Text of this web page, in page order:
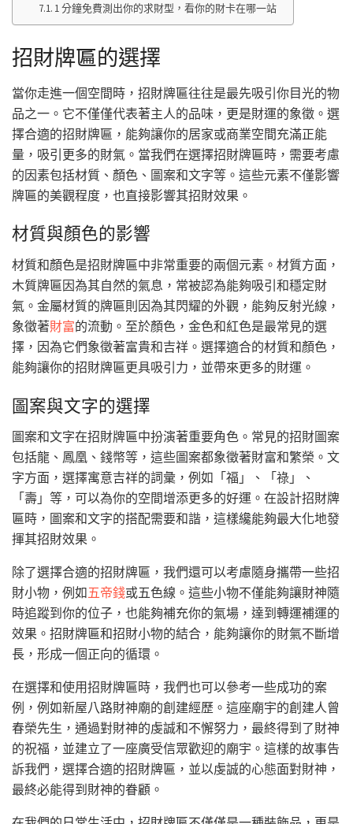
1 分鐘免費測出你的求財型，看你的財卡在哪一站
招財牌匾的選擇
當你走進一個空間時，招財牌匾往往是最先吸引你目光的物
品之一。它不僅僅代表著主人的品味，更是財運的象徵。選
擇合適的招財牌匾，能夠讓你的居家或商業空間充滿正能
量，吸引更多的財氣。當我們在選擇招財牌匾時，需要考慮
的因素包括材質、顏色、圖案和文字等。這些元素不僅影響
牌匾的美觀程度，也直接影響其招財效果。
材質與顏色的影響
材質和顏色是招財牌匾中非常重要的兩個元素。材質方面，
木質牌匾因為其自然的氣息，常被認為能夠吸引和穩定財
氣。金屬材質的牌匾則因為其閃耀的外觀，能夠反射光線，
象徵著財富的流動。至於顏色，金色和紅色是最常見的選
擇，因為它們象徵著富貴和吉祥。選擇適合的材質和顏色，
能夠讓你的招財牌匾更具吸引力，並帶來更多的財運。
圖案與文字的選擇
圖案和文字在招財牌匾中扮演著重要角色。常見的招財圖案
包括龍、鳳凰、錢幣等，這些圖案都象徵著財富和繁榮。文
字方面，選擇寓意吉祥的詞彙，例如「福」、「祿」、
「壽」等，可以為你的空間增添更多的好運。在設計招財牌
匾時，圖案和文字的搭配需要和諧，這樣纔能夠最大化地發
揮其招財效果。
除了選擇合適的招財牌匾，我們還可以考慮隨身攜帶一些招
財小物，例如五帝錢或五色線。這些小物不僅能夠讓財神隨
時追蹤到你的位子，也能夠補充你的氣場，達到轉運補運的
效果。招財牌匾和招財小物的結合，能夠讓你的財氣不斷增
長，形成一個正向的循環。
在選擇和使用招財牌匾時，我們也可以參考一些成功的案
例，例如新屋八路財神廟的創建經歷。這座廟宇的創建人曾
春榮先生，通過對財神的虔誠和不懈努力，最終得到了財神
的祝福，並建立了一座廣受信眾歡迎的廟宇。這樣的故事告
訴我們，選擇合適的招財牌匾，並以虔誠的心態面對財神，
最終必能得到財神的眷顧。